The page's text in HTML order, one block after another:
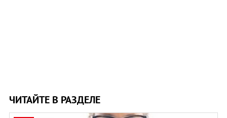
ЧИТАЙТЕ В РАЗДЕЛЕ